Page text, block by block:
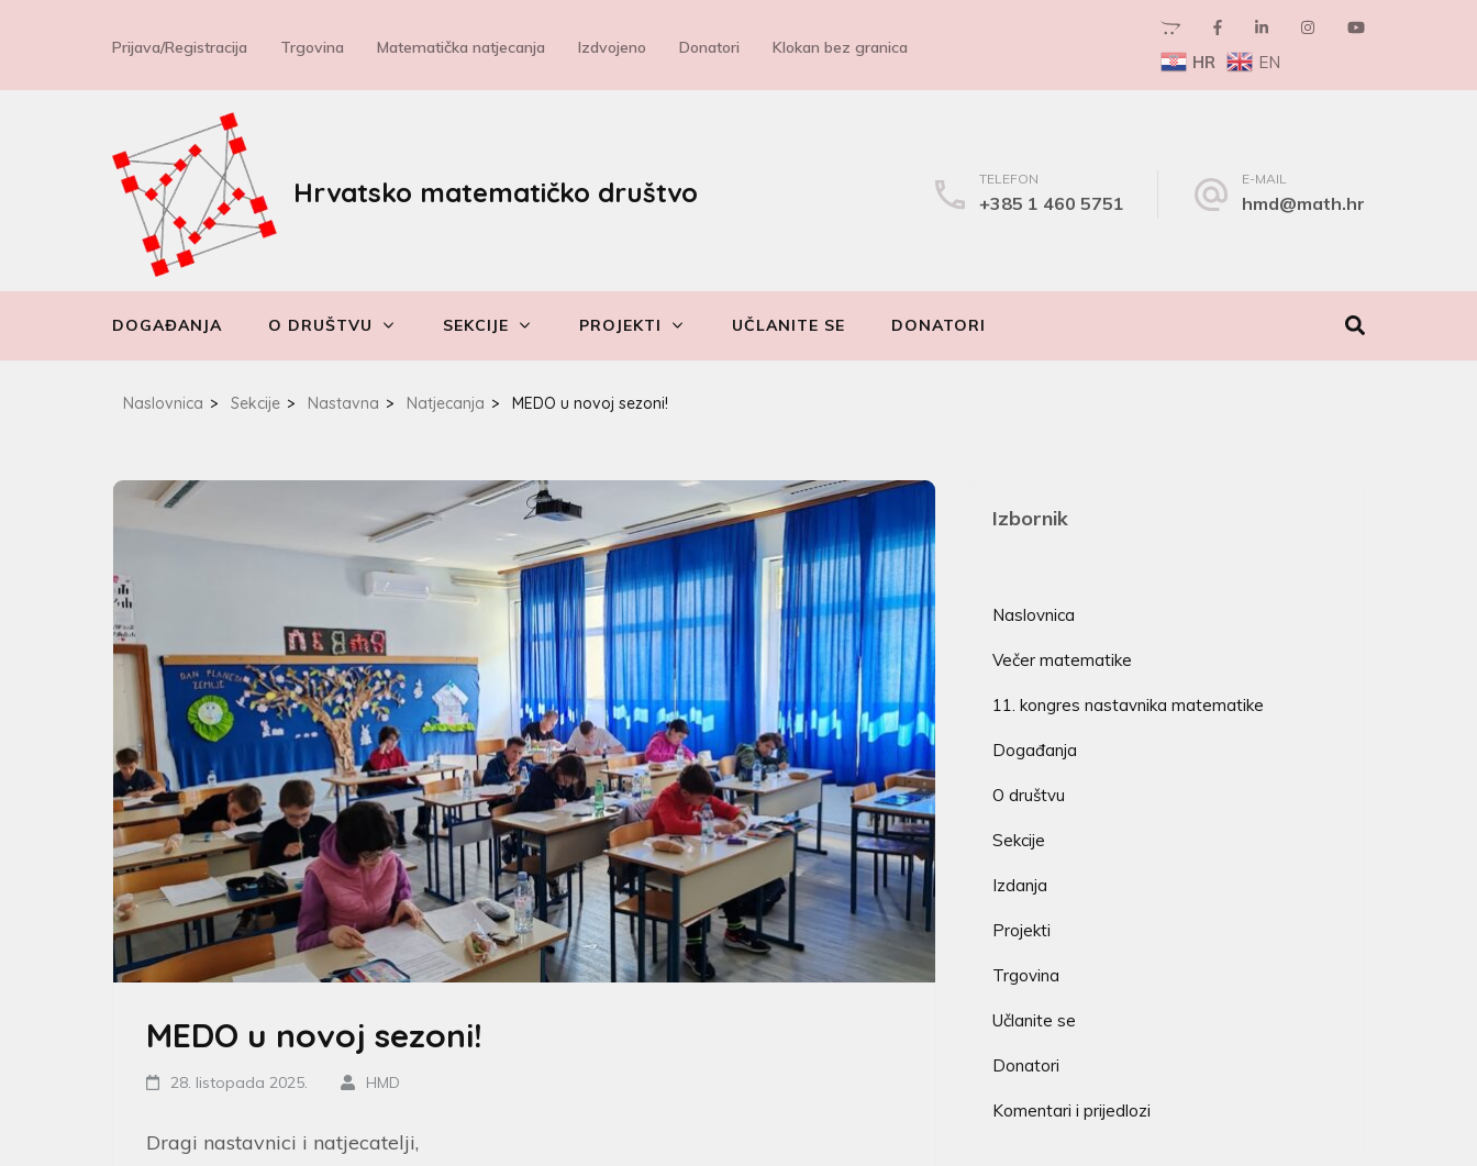
Prijava/Registracija Trgovina Matematička natjecanja Izdvojeno Donatori Klokan bez granica
HR EN
Hrvatsko matematičko društvo TELEFON
+385 1 460 5751
E-MAIL
hmd@math.hr
DOGAĐANJA O DRUŠTVU SEKCIJE PROJEKTI UČLANITE SE DONATORI
Naslovnica > Sekcije > Nastavna > Natjecanja > MEDO u novoj sezoni!
MEDO u novoj sezoni!
28. listopada 2025. HMD
Dragi nastavnici i natjecatelji,
Izbornik
Naslovnica
Večer matematike
11. kongres nastavnika matematike
Događanja
O društvu
Sekcije
Izdanja
Projekti
Trgovina
Učlanite se
Donatori
Komentari i prijedlozi